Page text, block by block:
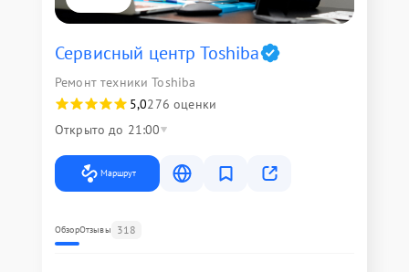
Сервисный центр Toshiba
Ремонт техники Toshiba
5,0276 оценки
Открыто до 21:00
Маршрут
ОбзорОтзывы 318